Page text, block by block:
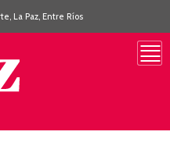
La Paz, Entre Ríos